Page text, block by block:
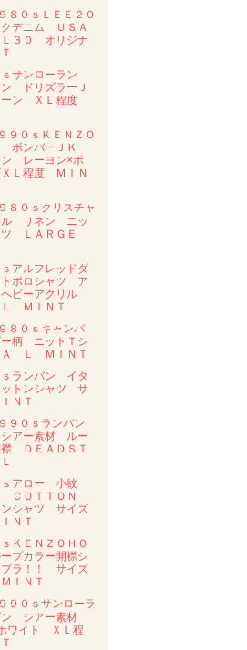
８０ｓＬＥＥ２０
デニム ＵＳＡ
３０ オリジナ
ｓサンローラン
ン ドリズラーＪ
ン ＸＬ程度
９０ｓＫＥＮＺＯ
ボンバーＪＫ
レーヨン×ポ
Ｌ程度 ＭＩＮ
８０ｓクリスチャ
ル リネン ニッ
ツ ＬＡＲＧＥ
ｓアルフレッドダ
ポロシャツ ア
ビーアクリル
ＭＩＮＴ
８０ｓキャンパ
柄 ニットＴシ
Ｌ ＭＩＮＴ
ｓランバン イタ
トンシャツ サ
ＮＴ
９０ｓランバン
アー素材 ルー
襟 ＤＥＡＤＳＴ
ｓアロー 小紋
ＣＯＴＴＯＮ
ンシャツ サイズ
ＮＴ
ｓＫＥＮＺＯＨＯ
プカラー開襟シ
ラ！！ サイズ
ＩＮＴ
９０ｓサンローラ
シアー素材
ワイト ＸＬ程